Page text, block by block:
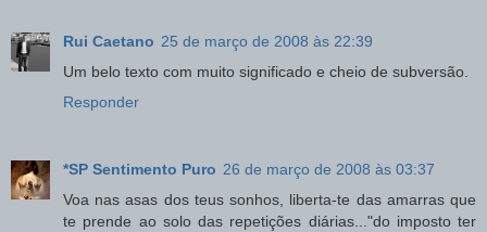
Rui Caetano 25 de março de 2008 às 22:39
Um belo texto com muito significado e cheio de subversão.
Responder
*SP Sentimento Puro 26 de março de 2008 às 03:37
Voa nas asas dos teus sonhos, liberta-te das amarras que
te prende ao solo das repetições diárias..."do imposto ter